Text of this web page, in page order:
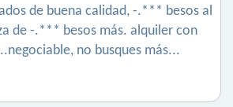
de buena calidad, -.*** besos al
de -.*** besos más. alquiler con
no busques más...